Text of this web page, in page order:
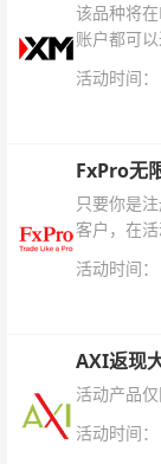
该品种将
账户都可以
活动时间
FxPro无
只要你是
客户，在
活动时间
AXI返现
活动产品
活动时间